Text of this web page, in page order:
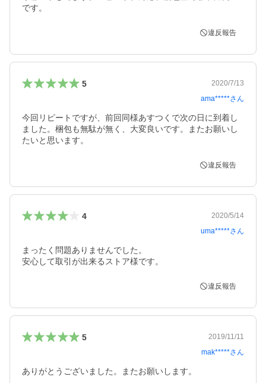
です。
違反報告
5
2020/7/13
ama*****さん
今回リピートですが、前回同様あすつくで次の日に到着し
ました。梱包も無駄が無く、大変良いです。またお願いし
たいと思います。
違反報告
4
2020/5/14
uma*****さん
まったく問題ありませんでした。
安心して取引が出来るストア様です。
違反報告
5
2019/11/11
mak*****さん
ありがとうございました。またお願いします。